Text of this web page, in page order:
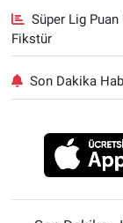
Süper Lig
Fikstür
Son Dakika